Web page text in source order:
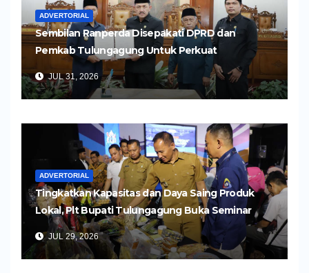
ADVERTORIAL
Sembilan Ranperda Disepakati DPRD dan
Pemkab Tulungagung Untuk Perkuat
Pembangunan Daerah
JUL 31, 2026
ADVERTORIAL
Tingkatkan Kapasitas dan Daya Saing Produk
Lokal, Plt Bupati Tulungagung Buka Seminar
Impor dan Ekspor Produk UMKM
JUL 29, 2026